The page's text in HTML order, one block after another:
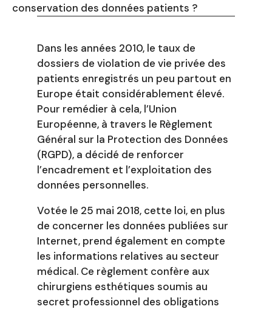
conservation des données patients ?
Dans les années 2010, le taux de
dossiers de violation de vie privée des
patients enregistrés un peu partout en
Europe était considérablement élevé.
Pour remédier à cela, l’Union
Européenne, à travers le Règlement
Général sur la Protection des Données
(RGPD), a décidé de renforcer
l’encadrement et l’exploitation des
données personnelles.
Votée le 25 mai 2018, cette loi, en plus
de concerner les données publiées sur
Internet, prend également en compte
les informations relatives au secteur
médical. Ce règlement confère aux
chirurgiens esthétiques soumis au
secret professionnel des obligations